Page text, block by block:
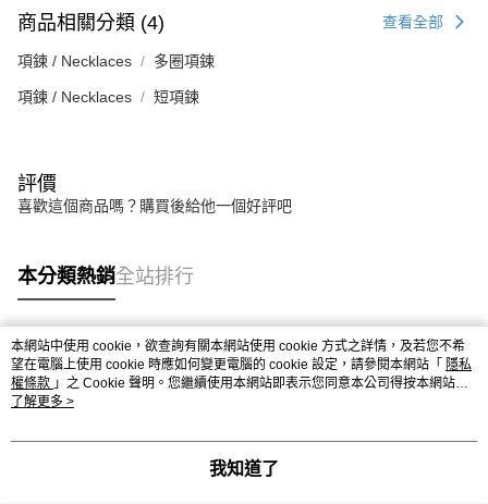
商品相關分類 (4) 查看全部
項鍊 / Necklaces 多圈項鍊
項鍊 / Necklaces 短項鍊
評價
喜歡這個商品嗎？購買後給他一個好評吧
本分類熱銷全站排行
熱門標籤
本網站中使用 cookie，欲查詢有關本網站使用 cookie 方式之詳情，及若您不希
望在電腦上使用 cookie 時應如何變更電腦的 cookie 設定，請參閱本網站「 隱私
權條款 」之 Cookie 聲明。您繼續使用本網站即表示您同意本公司得按本網站使
用條款之 Cookie 聲明使用 cookie。
了解更多 >
我知道了